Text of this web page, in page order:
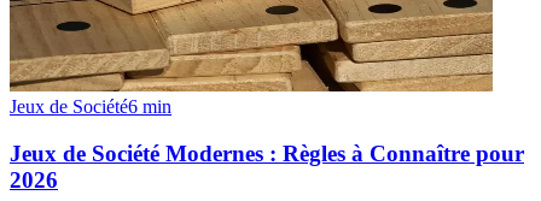
Jeux de Société6 min
Jeux de Société Modernes : Règles à Connaître pour
2026